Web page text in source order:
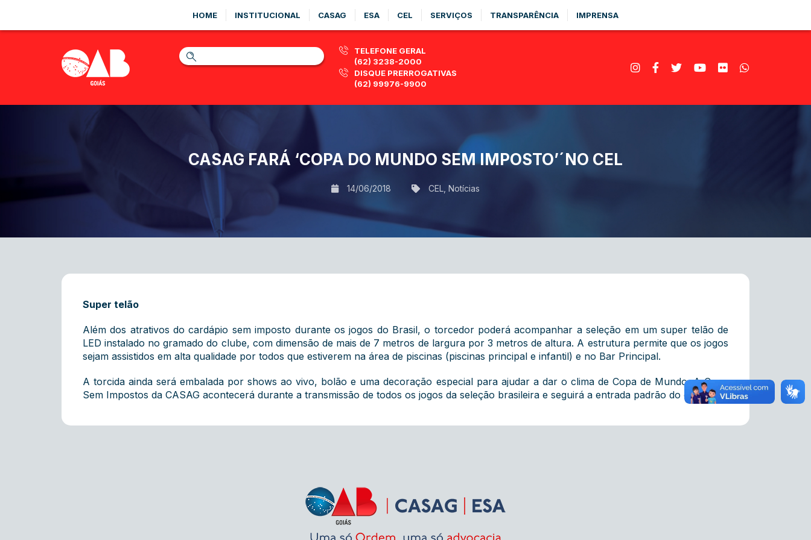
HOME INSTITUCIONAL CASAG ESA CEL SERVIÇOS TRANSPARÊNCIA IMPRENSA
TELEFONE GERAL
(62) 3238-2000
DISQUE PRERROGATIVAS
(62) 99976-9900
CASAG FARÁ ‘COPA DO MUNDO SEM IMPOSTO’´NO CEL
14/06/2018 CEL Notícias
Super telão
Além dos atrativos do cardápio sem imposto durante os jogos do Brasil, o torcedor poderá acompanhar a seleção em um super telão de
LED instalado no gramado do clube, com dimensão de mais de 7 metros de largura por 3 metros de altura. A estrutura permite que os jogos
sejam assistidos em alta qualidade por todos que estiverem na área de piscinas (piscinas principal e infantil) e no Bar Principal.
A torcida ainda será embalada por shows ao vivo, bolão e uma decoração especial para ajudar a dar o clima de Copa de Mundo. A Copa
Sem Impostos da CASAG acontecerá durante a transmissão de todos os jogos da seleção brasileira e seguirá a entrada padrão do clube.